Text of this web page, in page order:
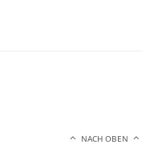
NACH OBEN